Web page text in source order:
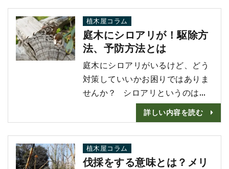
他、日頃の手入れが非常に大切で
す。 芝刈り機を使ったり、水やり
除草などを年間を通し、コツコツ
とまめにやり続ければ、青々とし
た美しい芝生を維持し続けること
ができます。 手入れの頻度や方
法は芝生の種類や時期によって異
なります。 ･･･
植木屋コラム
庭木にシロアリが！駆除方
法、予防方法とは
庭木にシロアリがいるけど、どう
対策していいかお困りではありま
せんか？ シロアリというのは日
本各地に生息しているので、庭木
にいることは決して珍しくはあり
ません。 シロアリは住宅が被害を
受けることが多いようなイメージ
があるかもしれませんが、庭木や
詳しい内容を読む
植木屋コラム
伐採をする意味とは？メリ